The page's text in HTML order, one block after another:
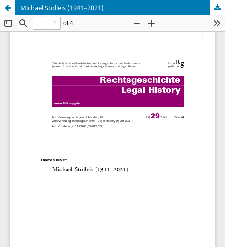
Michael Stolleis (1941–2021)